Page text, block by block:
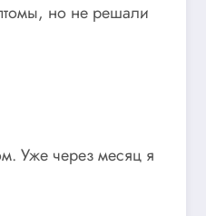
но не решали
Уже через месяц я